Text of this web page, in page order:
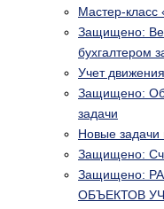
Мастер-класс
Защищено:
бухгалтером
Учет
Защищено:
задачи
Новые задачи
Защищено:
Защищено:
ОБЪЕКТОВ